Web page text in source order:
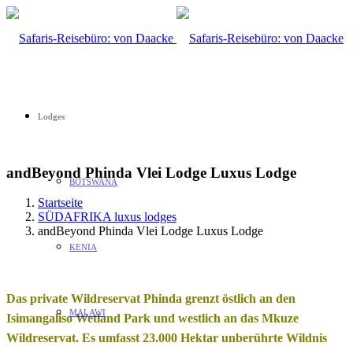
Lodges
BOTSWANA
KENIA
MALAWI
andBeyond Phinda Vlei Lodge Luxus Lodge
Startseite
SÜDAFRIKA luxus lodges
andBeyond Phinda Vlei Lodge Luxus Lodge
Das private Wildreservat Phinda grenzt östlich an den
Isimangaliso Wetland Park und westlich an das Mkuze
Wildreservat. Es umfasst 23.000 Hektar unberührte Wildnis